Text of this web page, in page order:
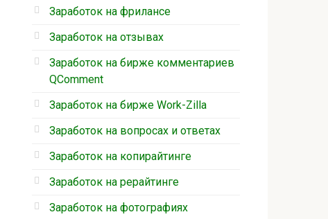
Заработок на фрилансе
Заработок на отзывах
Заработок на бирже комментариев
QComment
Заработок на бирже Work-Zilla
Заработок на вопросах и ответах
Заработок на копирайтинге
Заработок на рерайтинге
Заработок на фотографиях